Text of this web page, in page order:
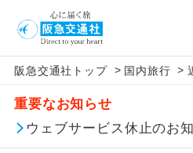
阪急交通社トップ > 国内旅行 >
重要なお知らせ
ウェブサービス休止のお
アイコン
添乗員同行
往路出発空
（駅）まで
「価格変動型ツアー」に
価格変動型ツアーとは